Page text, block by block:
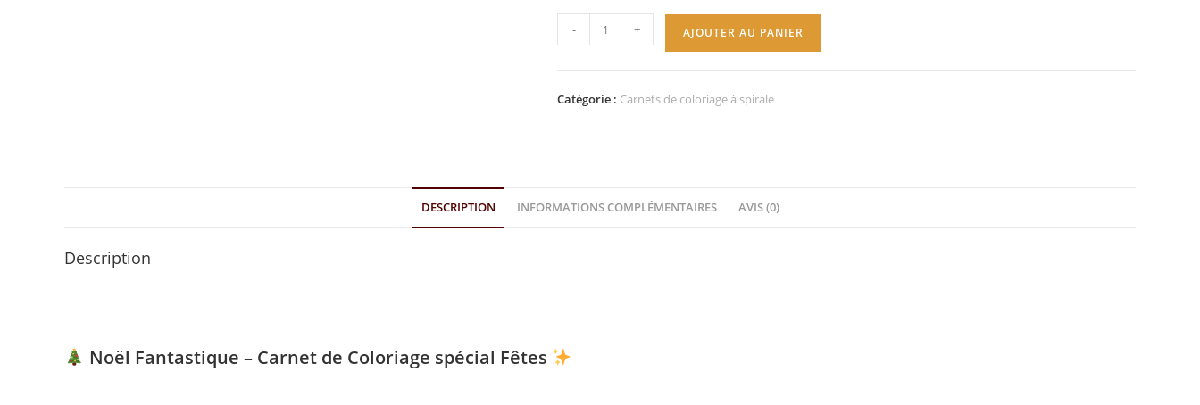
- + AJOUTER AU PANIER
Catégorie : Carnets de coloriage à spirale
DESCRIPTION INFORMATIONS COMPLÉMENTAIRES AVIS (0)
Description
Noël Fantastique – Carnet de Coloriage spécial Fêtes